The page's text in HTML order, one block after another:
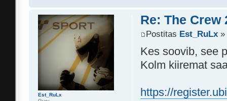
Re: The Crew
Postitas Est_RuLx »
Kes soovib, see
Kolm kiiremat
https://
Est_RuLx